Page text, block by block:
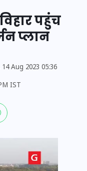
पहुंच
प्लान
Aug 2023 05:36
IST